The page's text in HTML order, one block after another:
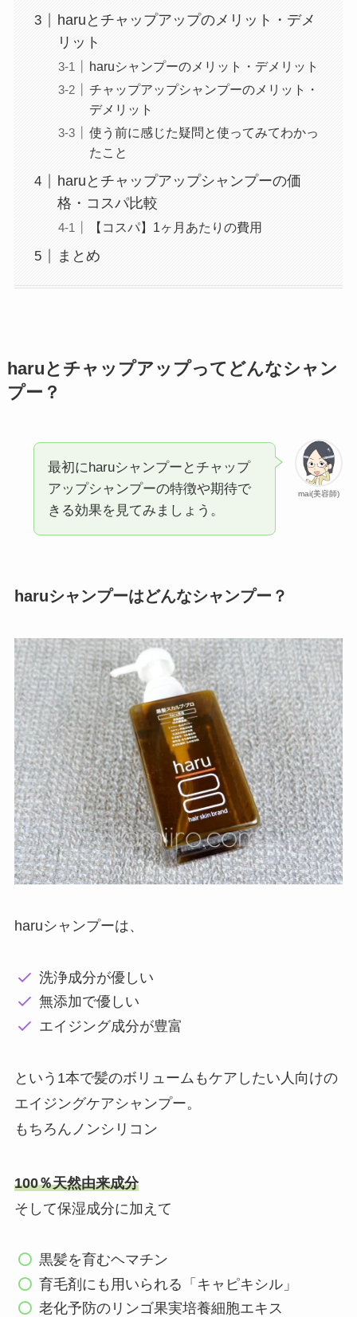
haruとチャップアップのメリット・デメ
リット
haruシャンプーのメリット・デメリット
チャップアップシャンプーのメリット・
デメリット
使う前に感じた疑問と使ってみてわかっ
たこと
haruとチャップアップシャンプーの価
格・コスパ比較
【コスパ】1ヶ月あたりの費用
まとめ
haruとチャップアップってどんなシャン
プー？
mai(美容師)
最初にharuシャンプーとチャップ
アップシャンプーの特徴や期待で
きる効果を見てみましょう。
haruシャンプーはどんなシャンプー？
haruシャンプーは、
洗浄成分が優しい
無添加で優しい
エイジング成分が豊富
という1本で髪のボリュームもケアしたい人向けの
エイジングケアシャンプー。
もちろんノンシリコン
100％天然由来成分
そして保湿成分に加えて
黒髪を育むヘマチン
育毛剤にも用いられる「キャピキシル」
老化予防のリンゴ果実培養細胞エキス